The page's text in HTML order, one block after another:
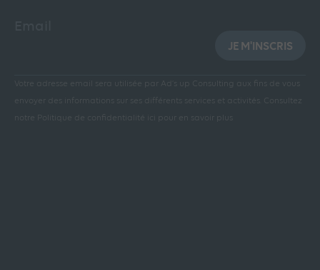
JE M'INSCRIS
Votre adresse email sera utilisée par Ad’s up Consulting aux fins de vous
envoyer des informations sur ses différents services et activités.
Consultez
notre Politique de confidentialité ici pour en savoir plus